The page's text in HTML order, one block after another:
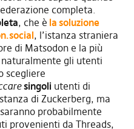
completa.
, che è la soluzione
, l’istanza straniera
di Matsodon e la più
gli utenti
scegliere
singoli utenti di
di Zuckerberg, ma
probabilmente
provenienti da Threads,